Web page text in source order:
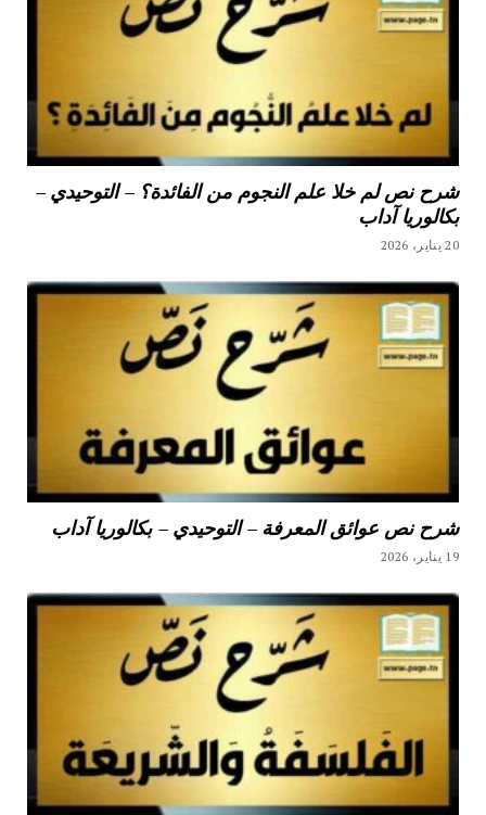
شرح نص لم خلا علم النجوم من الفائدة؟ – التوحيدي –
بكالوريا آداب
20 يناير، 2026
شرح نص عوائق المعرفة – التوحيدي – بكالوريا آداب
19 يناير، 2026